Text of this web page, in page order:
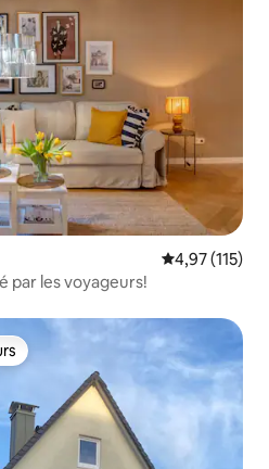
Note
4,97 (115)
par les voyageurs!
les plus aimés